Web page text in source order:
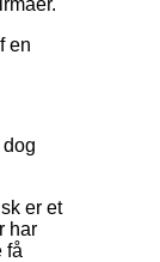
en
er et
har
få